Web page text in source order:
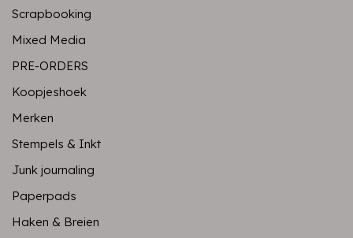
Scrapbooking
Mixed Media
PRE-ORDERS
Koopjeshoek
Merken
Stempels & Inkt
Junk journaling
Paperpads
Haken & Breien